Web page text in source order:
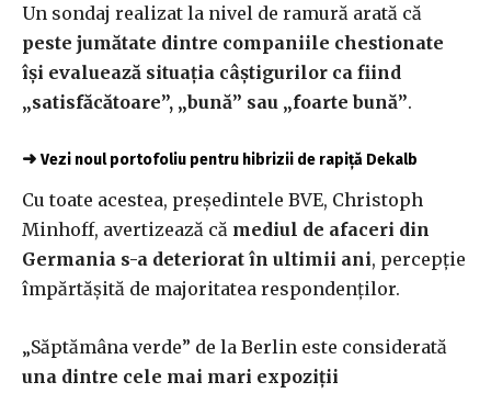
Un sondaj realizat la nivel de ramură arată că
peste jumătate dintre companiile chestionate
își evaluează situația câștigurilor ca fiind
„satisfăcătoare”, „bună” sau „foarte bună”.
➜ Vezi noul portofoliu pentru hibrizii de rapiță Dekalb
Cu toate acestea, președintele BVE, Christoph
Minhoff, avertizează că mediul de afaceri din
Germania s-a deteriorat în ultimii ani, percepție
împărtășită de majoritatea respondenților.
„Săptămâna verde” de la Berlin este considerată
una dintre cele mai mari expoziții